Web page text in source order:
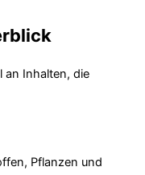
an Inhalten, die
Pflanzen und